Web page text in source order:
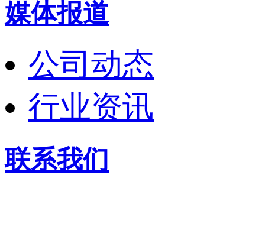
媒体报道
公司动态
行业资讯
联系我们